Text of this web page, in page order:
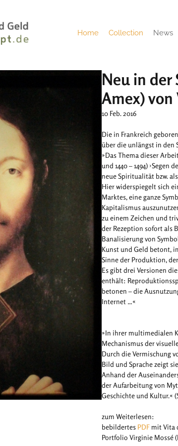
Home Collection News
Neu in der
Amex) von
10 Feb. 2016
Die in Frankreich
über die unlängst in den
»Das Thema dieser
und 1440 – 1494)
neue Spiritualität bzw.
Hier widerspiegelt sich
Marktes, eine ganze
Kapitalismus
zu einem Zeichen und
der Rezeption sofort als
Banalisierung von
Kunst und Geld betont,
Sinne der Produktion,
Es gibt drei Versionen
enthält:
betonen – die
Internet …«
»In ihrer multimedialen
Mechanismus der
Durch die Vermischung
Bild und Sprache zeigt
Anhand der
der Aufarbeitung von
Geschichte und Kultur.«
zum Weiterlesen:
bebildertes PDFmit Vita
Portfolio Virginie Mossé